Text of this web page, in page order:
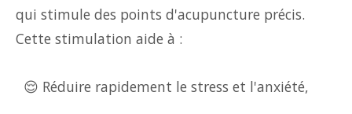
qui stimule des points d'acupuncture précis.
Cette stimulation aide à :
😌 Réduire rapidement le stress et l'anxiété,